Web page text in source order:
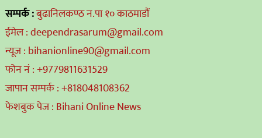
सम्पर्क :बुढानिलकण्ठ न.पा १० काठमाडौं
ईमेल : deependrasarum@gmail.com
न्यूज : bihanionline90@gmail.com
फोन नं : +9779811631529
जापान सम्पर्क : +818048108362
फेशबुक पेज : Bihani Online News